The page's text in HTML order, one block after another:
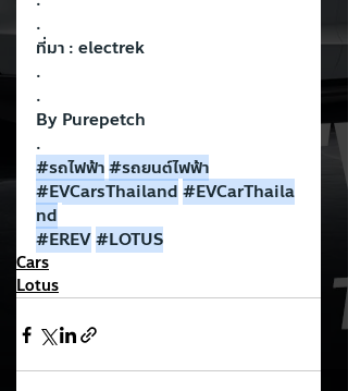
.
ที่มา : electrek
.
.
By Purepetch
.
#รถไฟฟ้า#รถยนต์ไฟฟ้า
#EVCarsThailand #EVCarThaila
nd
#EREV#LOTUS
Cars
Lotus